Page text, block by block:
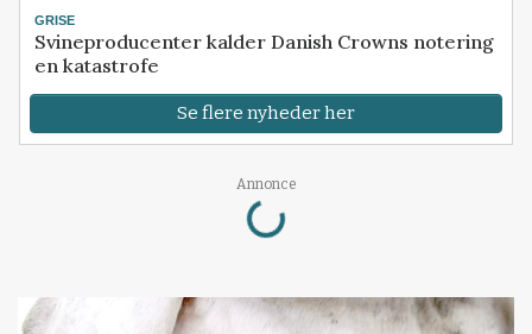
GRISE
Svineproducenter kalder Danish Crowns notering
en katastrofe
Se flere nyheder her
Annonce
Loading...